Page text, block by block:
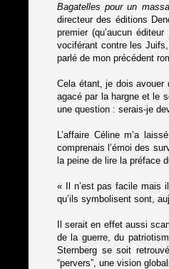
Bagatelles pour un
directeur des éditions
premier (qu’aucun
vociférant contre les
parlé de mon précédent
Cela étant, je dois avouer
agacé par la hargne et le
une question : serais-je
L’affaire Céline m’a
comprenais l’émoi des
la peine de lire la préface
« Il n’est pas facile mais
qu’ils symbolisent sont,
Il serait en effet aussi
de la guerre, du
Sternberg se soit
“pervers”, une vision